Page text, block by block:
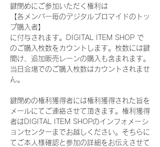
鍵閉めにご参加いただく権利は
【各メンバー毎のデジタルブロマイドのトッ
プ購入者】
に付与されます。DIGITAL ITEM SHOP で
のご購入枚数をカウントします。枚数には鍵
開け、追加販売レーンの購入も含まれます。
当日会場でのご購入枚数はカウントされませ
ん。
鍵閉めの権利獲得者には権利獲得された旨を
メールにてご連絡させて頂きます。権利獲得
者はDIGITAL ITEM SHOPのインフォメーシ
ョンセンターまでお越しください。そちらに
てご本人様確認と参加の詳細をお伝えさせて